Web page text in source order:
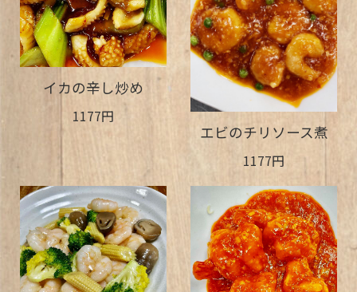
イカの辛し炒め
1177円
エビのチリソース煮
1177円